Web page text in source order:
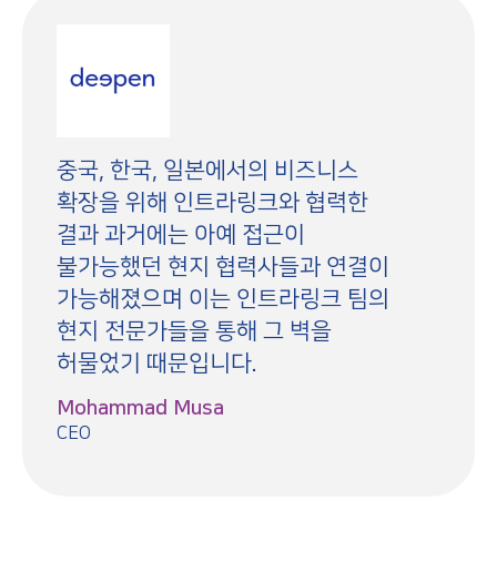
중국, 한국, 일본에서의 비즈니스
확장을 위해 인트라링크와 협력한
결과 과거에는 아예 접근이
불가능했던 현지 협력사들과 연결이
가능해졌으며 이는 인트라링크 팀의
현지 전문가들을 통해 그 벽을
허물었기 때문입니다.
Mohammad Musa
CEO